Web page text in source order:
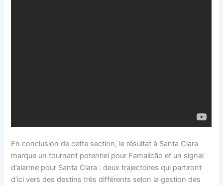
En conclusion de cette section, le résultat à Santa Clara
marque un tournant potentiel pour Famalicão et un signal
d’alarme pour Santa Clara : deux trajectoires qui partiront
d’ici vers des destins très différents selon la gestion des